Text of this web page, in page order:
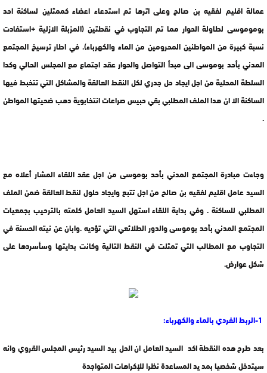
عمالة اقليم لفقيه بن صالح وعلى اترها تم استدعاء اعضاء كممثلين لساكنة احد
بوموموسى لطاولة الحوار مما تم التجاوب في نقطتين (المزبلة الازلية +استفادت
نسبة كبيرة من المواطنين المحرومين من الماء والكهرباء). في اطار ترسيخ المجتمع
المدني بأحد بوموسى الى مبدأ التواصل والحوار عقد اجتماع مع المجلس الحالي وكدا
السلطة المحلية من اجل ايجاد حل جدري لكل النقط العالقة والمشاكل التي تتخبط فيها
الساكنة الا ان هدا الملف المطلبي بقي حبيس صراعات انتخابوية دهب ضحيتها المواطن
.
وجاءت مبادرة المجتمع المدني بأحد بوموسى من اجل عقد اللقاء المشار أعلاه مع
السيد عامل اقليم لفقيه بن صالح من اجل تتبع وايجاد حلول لنقط العالقة ضمن الملف
المطلبي للساكنة . وفي بداية اللقاء استهل السيد العامل كلمته بالترحيب بجمعيات
المجتمع المدني بأحد بوموسى والدور الطلائعي التي تؤديه .وابان عن نيته الحسنة في
التجاوب مع المطالب التي تمثلت في النقط التالية وكانت بدايتها وسأسردها على
شكل عوارض.
بعد طرح هده النقطة اكد السيد العامل ان الحل بيد السيد رئيس المجلس القروي وانه
سيتدخل شخصيا بمد يد المساعدة نظرا للإكراهات المتواجدة